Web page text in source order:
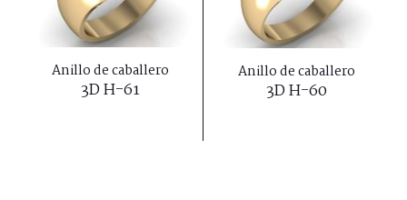
Anillo de caballero
3D H-61
Anillo de caballero
3D H-60